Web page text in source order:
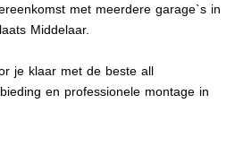
met meerdere garage`s in
Middelaar.
je klaar met de beste all
en professionele montage in